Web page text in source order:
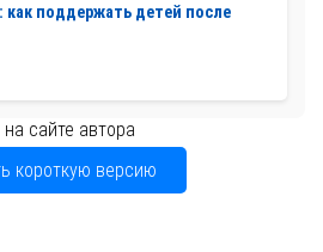
как поддержать детей после
сайте автора
короткую версию